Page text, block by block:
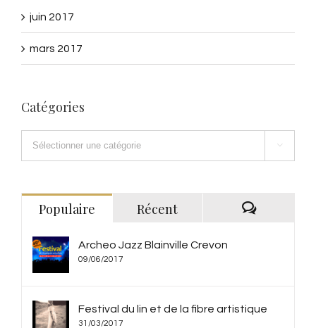
juin 2017
mars 2017
Catégories

Populaire
Récent
Archeo Jazz Blainville Crevon
09/06/2017
Festival du lin et de la fibre artistique
31/03/2017